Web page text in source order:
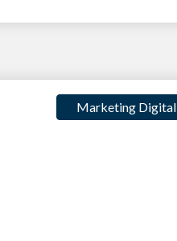
Marketing Digital